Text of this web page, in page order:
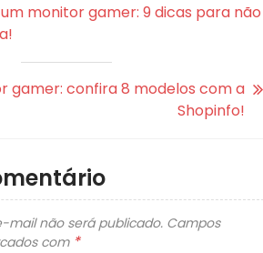
monitor gamer: 9 dicas para não
gamer: confira 8 modelos com a
Shopinfo!
mail não será publicado. Campos
com *